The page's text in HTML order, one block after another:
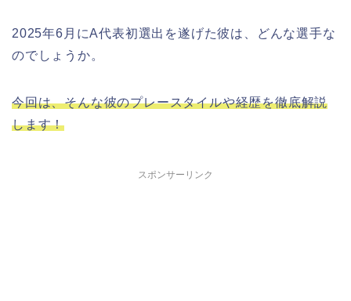
2025年6月にA代表初選出を遂げた彼は、どんな選手な
のでしょうか。
今回は、そんな彼のプレースタイルや経歴を徹底解説
します！
スポンサーリンク